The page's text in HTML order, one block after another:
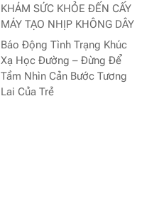
KHÁM SỨC KHỎE ĐẾN CẤY
MÁY TẠO NHỊP KHÔNG DÂY
Báo Động Tình Trạng Khúc
Xạ Học Đường – Đừng Để
Tầm Nhìn Cản Bước Tương
Lai Của Trẻ